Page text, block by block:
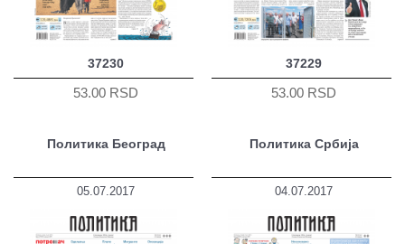
37230
53.00 RSD
37229
53.00 RSD
Политика Београд
05.07.2017
Политика Србија
04.07.2017